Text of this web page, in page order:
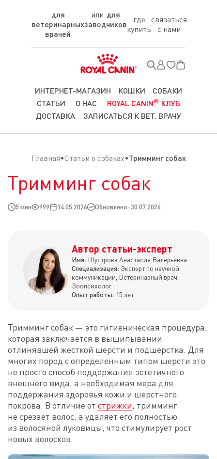
для
ветеринарных
врачей
для
заводчиков
где
купить
связаться
с нами
ИНТЕРНЕТ-МАГАЗИН КОШКИ
СОБАКИ
СТАТЬИ
О НАС ROYAL CANIN® КЛУБ
ДОСТАВКА
ЗАПИСАТЬСЯ К ВЕТ. ВРАЧУ
Главная Статьи о собаках Тримминг собак
Тримминг собак
5 мин 999 14.05.2026 Обновлено: 30.07.2026
Автор статьи-эксперт
Имя: Шустрова Анастасия Валерьевна
Специализация: Эксперт по научной
коммуникации, Ветеринарный врач,
Зоопсихолог.
Опыт работы: 15 лет
Тримминг собак — это гигиеническая процедура,
которая заключается в выщипывании
отлинявшей жесткой шерсти и подшерстка. Для
многих пород с определенным типом шерсти это
не просто способ поддержания эстетичного
внешнего вида, а необходимая мера для
поддержания здоровья кожи и шерстного
покрова. В отличие от стрижки, тримминг
не срезает волос, а удаляет его полностью
из волосяной луковицы, что стимулирует рост
новых волосков.